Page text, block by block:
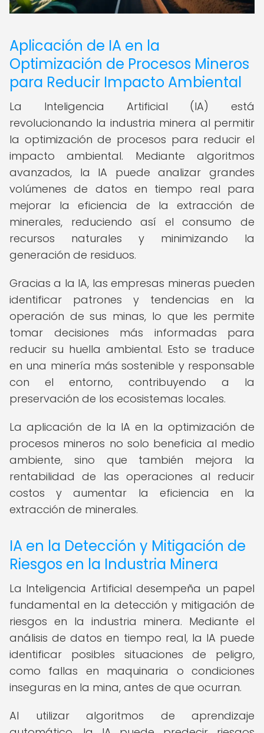
Aplicación de IA en la
Optimización de Procesos Mineros
para Reducir Impacto Ambiental
La Inteligencia Artificial (IA) está
revolucionando la industria minera al permitir
la optimización de procesos para reducir el
impacto ambiental. Mediante algoritmos
avanzados, la IA puede analizar grandes
volúmenes de datos en tiempo real para
mejorar la eficiencia de la extracción de
minerales, reduciendo así el consumo de
recursos naturales y minimizando la
generación de residuos.
Gracias a la IA, las empresas mineras pueden
identificar patrones y tendencias en la
operación de sus minas, lo que les permite
tomar decisiones más informadas para
reducir su huella ambiental. Esto se traduce
en una minería más sostenible y responsable
con el entorno, contribuyendo a la
preservación de los ecosistemas locales.
La aplicación de la IA en la optimización de
procesos mineros no solo beneficia al medio
ambiente, sino que también mejora la
rentabilidad de las operaciones al reducir
costos y aumentar la eficiencia en la
extracción de minerales.
IA en la Detección y Mitigación de
Riesgos en la Industria Minera
La Inteligencia Artificial desempeña un papel
fundamental en la detección y mitigación de
riesgos en la industria minera. Mediante el
análisis de datos en tiempo real, la IA puede
identificar posibles situaciones de peligro,
como fallas en maquinaria o condiciones
inseguras en la mina, antes de que ocurran.
Al utilizar algoritmos de aprendizaje